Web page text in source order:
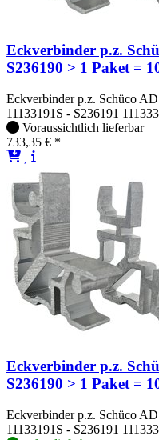
Eckverbinder p.z.
S236190 > 1 Paket =
Eckverbinder p.z. Schüco
11133191S - S236191
Voraussichtlich lieferbar
733,35 € *
Eckverbinder p.z.
S236190 > 1 Paket =
Eckverbinder p.z. Schüco
11133191S - S236191